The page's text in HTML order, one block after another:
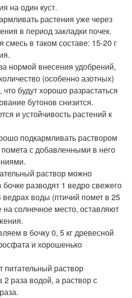
на один куст.
растения уже через
в период закладки почек.
смесь в таком составе: 15-20 г
нормой внесения удобрений,
(особенно азотных)
будут хорошо разрастаться
бутонов снизится.
и устойчивость растений к
подкармливать раствором
помета с добавленными в него
раствор можно
разводят 1 ведро свежего
ведрах воды (птичий помет в 25
солнечное место, оставляют
в бочку 0, 5 кг древесной
и хорошенько
питательный раствор
2 раза водой, а раствор с